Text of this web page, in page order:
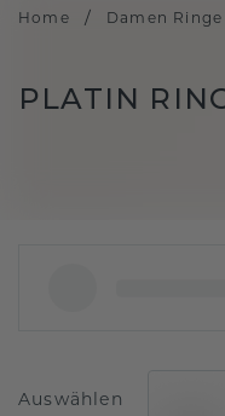
Home / Damen Ringe
PLATIN
Auswählen